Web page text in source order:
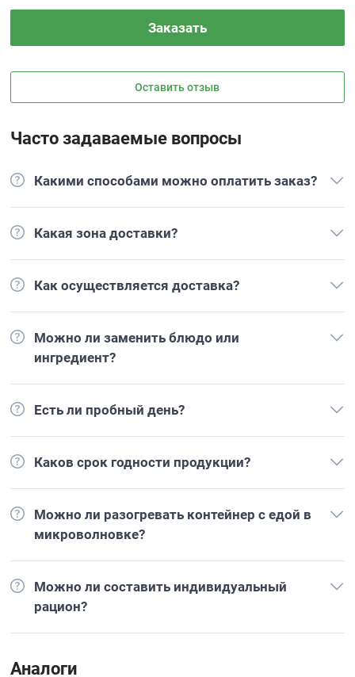
Заказать
Оставить отзыв
Часто задаваемые вопросы
Какими способами можно оплатить заказ?
Какая зона доставки?
Как осуществляется доставка?
Можно ли заменить блюдо или
ингредиент?
Есть ли пробный день?
Каков срок годности продукции?
Можно ли разогревать контейнер с едой в
микроволновке?
Можно ли составить индивидуальный
рацион?
Аналоги